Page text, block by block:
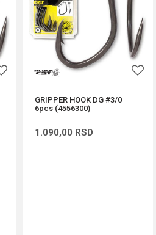
GRIPPER HOOK DG #3/0
6pcs (4556300)
1.090,00 RSD